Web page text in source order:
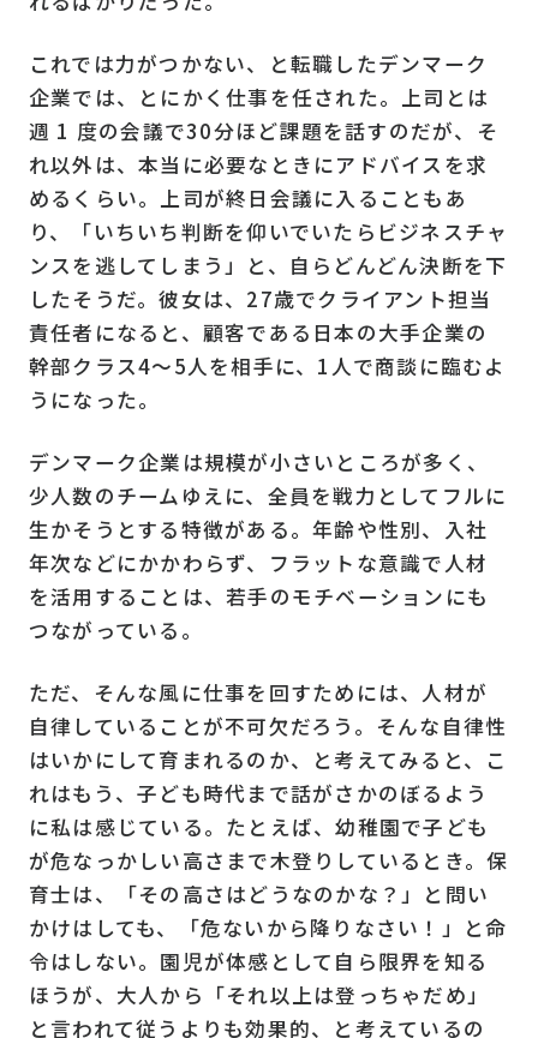
これでは力がつかない、と転職したデンマーク
企業では、とにかく仕事を任された。上司とは
週 1 度の会議で30分ほど課題を話すのだが、そ
れ以外は、本当に必要なときにアドバイスを求
めるくらい。上司が終日会議に入ることもあ
り、「いちいち判断を仰いでいたらビジネスチャ
ンスを逃してしまう」と、自らどんどん決断を下
したそうだ。彼女は、27歳でクライアント担当
責任者になると、顧客である日本の大手企業の
幹部クラス4～5人を相手に、1人で商談に臨むよ
うになった。
デンマーク企業は規模が小さいところが多く、
少人数のチームゆえに、全員を戦力としてフルに
生かそうとする特徴がある。年齢や性別、入社
年次などにかかわらず、フラットな意識で人材
を活用することは、若手のモチベーションにも
つながっている。
ただ、そんな風に仕事を回すためには、人材が
自律していることが不可欠だろう。そんな自律性
はいかにして育まれるのか、と考えてみると、こ
れはもう、子ども時代まで話がさかのぼるよう
に私は感じている。たとえば、幼稚園で子ども
が危なっかしい高さまで木登りしているとき。保
育士は、「その高さはどうなのかな？」と問い
かけはしても、「危ないから降りなさい！」と命
令はしない。園児が体感として自ら限界を知る
ほうが、大人から「それ以上は登っちゃだめ」
と言われて従うよりも効果的、と考えているの